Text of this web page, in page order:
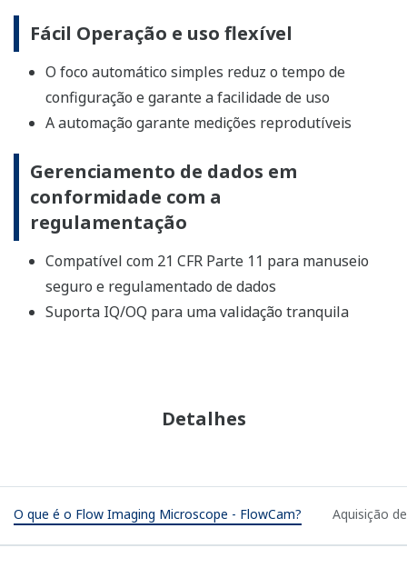
Fácil Operação e uso flexível
O foco automático simples reduz o tempo de
configuração e garante a facilidade de uso
A automação garante medições reprodutíveis
Gerenciamento de dados em
conformidade com a
regulamentação
Compatível com 21 CFR Parte 11 para manuseio
seguro e regulamentado de dados
Suporta IQ/OQ para uma validação tranquila
Detalhes
O que é o Flow Imaging Microscope - FlowCam? Aquisição